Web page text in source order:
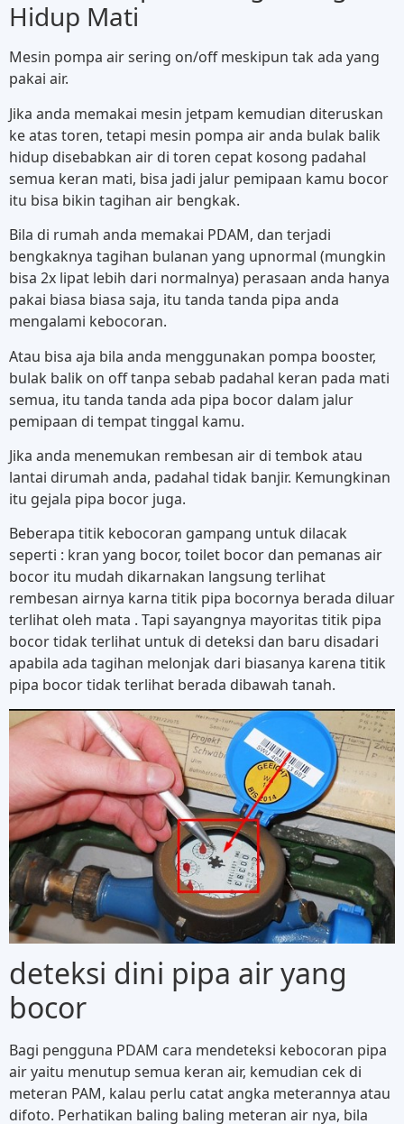
Hidup Mati
Mesin pompa air sering on/off meskipun tak ada yang
pakai air.
Jika anda memakai mesin jetpam kemudian diteruskan
ke atas toren, tetapi mesin pompa air anda bulak balik
hidup disebabkan air di toren cepat kosong padahal
semua keran mati, bisa jadi jalur pemipaan kamu bocor
itu bisa bikin tagihan air bengkak.
Bila di rumah anda memakai PDAM, dan terjadi
bengkaknya tagihan bulanan yang upnormal (mungkin
bisa 2x lipat lebih dari normalnya) perasaan anda hanya
pakai biasa biasa saja, itu tanda tanda pipa anda
mengalami kebocoran.
Atau bisa aja bila anda menggunakan pompa booster,
bulak balik on off tanpa sebab padahal keran pada mati
semua, itu tanda tanda ada pipa bocor dalam jalur
pemipaan di tempat tinggal kamu.
Jika anda menemukan rembesan air di tembok atau
lantai dirumah anda, padahal tidak banjir. Kemungkinan
itu gejala pipa bocor juga.
Beberapa titik kebocoran gampang untuk dilacak
seperti : kran yang bocor, toilet bocor dan pemanas air
bocor itu mudah dikarnakan langsung terlihat
rembesan airnya karna titik pipa bocornya berada diluar
terlihat oleh mata . Tapi sayangnya mayoritas titik pipa
bocor tidak terlihat untuk di deteksi dan baru disadari
apabila ada tagihan melonjak dari biasanya karena titik
pipa bocor tidak terlihat berada dibawah tanah.
deteksi dini pipa air yang
bocor
Bagi pengguna PDAM cara mendeteksi kebocoran pipa
air yaitu menutup semua keran air, kemudian cek di
meteran PAM, kalau perlu catat angka meterannya atau
difoto. Perhatikan baling baling meteran air nya, bila